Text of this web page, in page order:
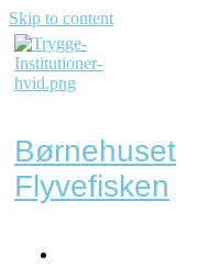
Skip to content
Børnehuset
Flyvefisken